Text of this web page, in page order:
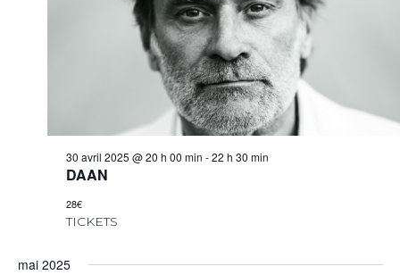
30 avril 2025 @ 20 h 00 min -22 h 30 min
DAAN
28€
TICKETS
mai 2025